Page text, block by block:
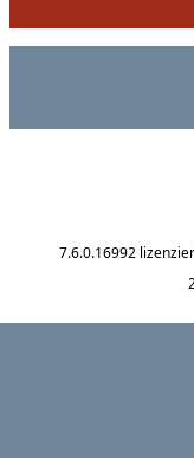
7.6.0.16992